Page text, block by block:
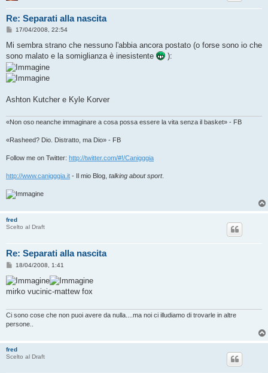
Re: Separati alla nascita
M
s
a
g
g
i
17/04/2008, 22:54
Mi sembra strano che nessuno l'abbia ancora postato (o forse sono io che
sono malato e la somiglianza è inesistente
):
Ashton Kutcher e Kyle Korver
«Non oso neanche immaginare a cosa possa essere la vita senza il basket» - FB
«Rasheed? Dio. Distratto, ma Dio» - FB
Follow me on Twitter: http://twitter.com/#!/Canigggia
http://www.canigggia.it - Il mio Blog, talking about sport.
fred
Scelto al Draft
Re: Separati alla nascita
M
s
s
a
i
o
18/04/2008, 1:41
mirko vucinic-mattew fox
Ci sono cose che non puoi avere da nulla....ma noi ci illudiamo di trovarle in altre
persone..
fred
Scelto al Draft